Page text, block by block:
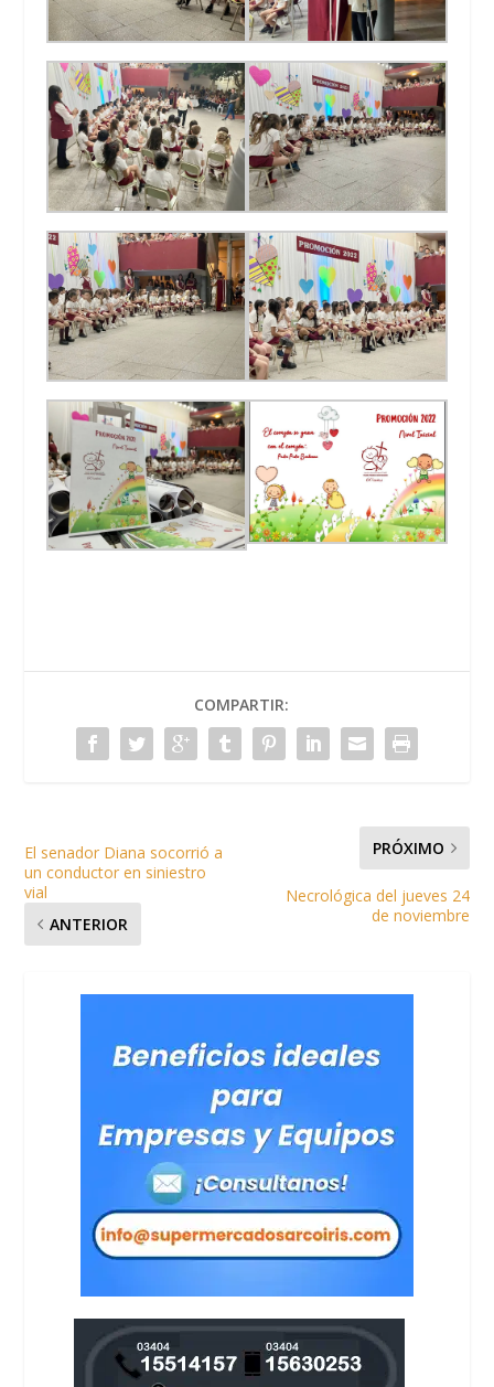
COMPARTIR:
El senador Diana socorrió a
un conductor en siniestro
vial
ANTERIOR
PRÓXIMO
Necrológica del jueves 24
de noviembre